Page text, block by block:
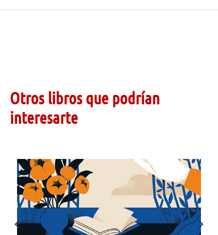
Otros libros que podrían
interesarte